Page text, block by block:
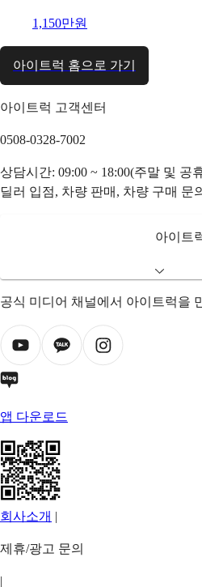
1,150만원
아이트럭 홈으로 가기
아이트럭 고객센터
0508-0328-7002
상담시간: 09:00 ~ 18:00(주말 및 공
딜러 입점, 차량 판매, 차량 구매 문
아이트
공식 미디어 채널에서 아이트럭을
앱 다운로드
회사소개 |
제휴/광고 문의
|